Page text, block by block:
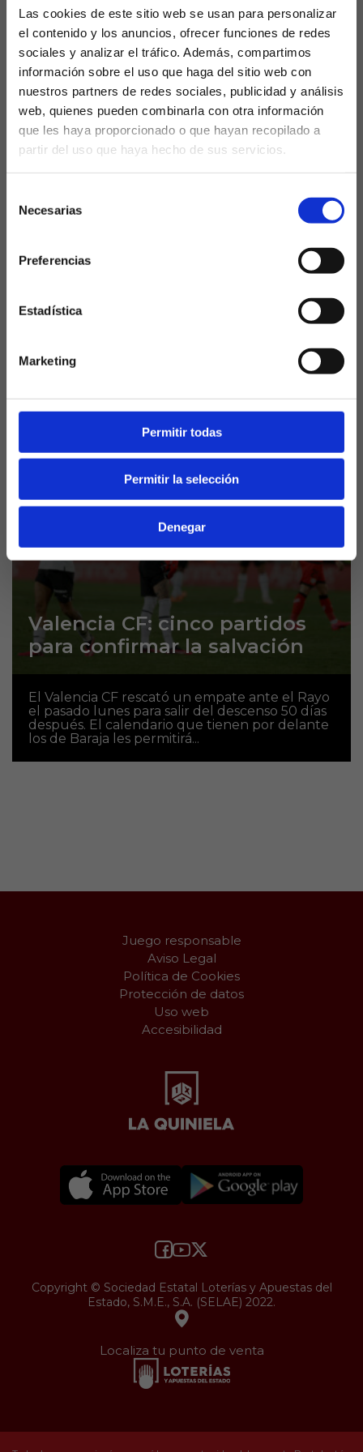
Las cookies de este sitio web se usan para personalizar
el contenido y los anuncios, ofrecer funciones de redes
sociales y analizar el tráfico. Además, compartimos
información sobre el uso que haga del sitio web con
nuestros partners de redes sociales, publicidad y análisis
web, quienes pueden combinarla con otra información
que les haya proporcionado o que hayan recopilado a
partir del uso que haya hecho de sus servicios.
Necesarias
Preferencias
Estadística
Marketing
Permitir todas
Permitir la selección
Denegar
SÍ, SOY MAYOR DE 18 AÑOS
Laquiniela.es es un sitio cuyo contenido está dirigido, única y
incorpora un filtro de edad al que se debe responder con
El Valencia tendrá que ofrecer su mejor
versión de cara a las próximas jornadas y es que
el calendario que se le presenta a los de Baraja
les obligará a...
Jornadas y partidos
2023/24
calendario de LaLiga 2023/24, que dará
comienzo el próximo 11 de agosto y finalizará el
Valencia CF: cinco partidos
para confirmar la salvación
El Valencia CF rescató un empate ante el Rayo
el pasado lunes para salir del descenso 50 días
después. El calendario que tienen por delante
los de Baraja les permitirá...
Juego responsable
Aviso Legal
Política de Cookies
Protección de datos
Uso web
Accesibilidad
Copyright © Sociedad Estatal Loterías y Apuestas del
Estado, S.M.E., S.A. (SELAE) 2022.
Localiza tu punto de venta